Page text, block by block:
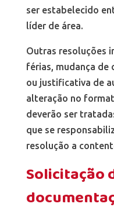
ser estabelecido
líder de área.
Outras resoluções
férias, mudança de
ou justificativa de
alteração no
deverão ser
que se
resolução a
Solicitação